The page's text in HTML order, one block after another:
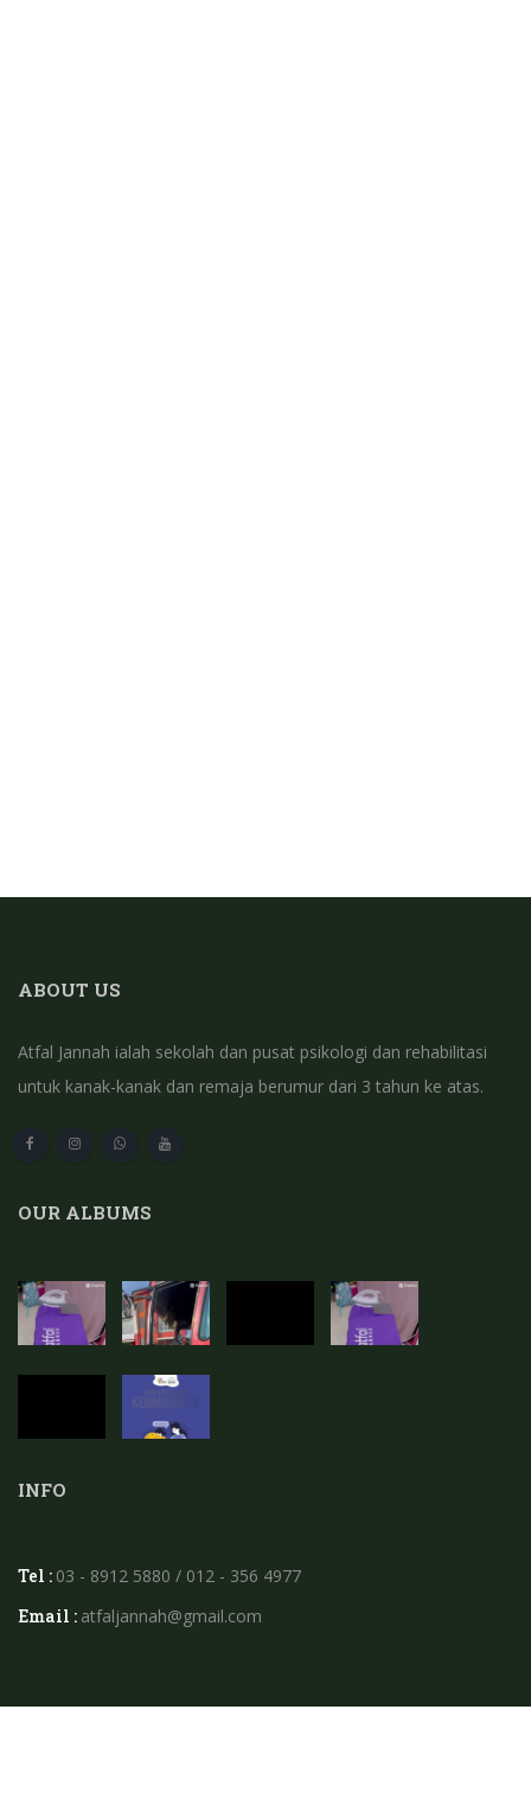
ABOUT US
Atfal Jannah ialah sekolah dan pusat psikologi dan rehabilitasi
untuk kanak-kanak dan remaja berumur dari 3 tahun ke atas.
OUR ALBUMS
INFO
Tel : 03 - 8912 5880 / 012 - 356 4977
Email : atfaljannah@gmail.com